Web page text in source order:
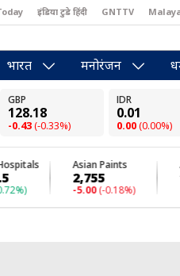
इंडिया टुडे हिंदी GNTTV
भारत मनोरंजन